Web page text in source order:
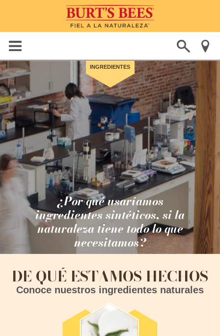
INGREDIENTES
¿Por qué usaríamos
ingredientes sintéticos, si la
naturaleza tiene todo lo que
necesitamos?
DE QUÉ ESTAMOS HECHOS
Conoce nuestros ingredientes naturales